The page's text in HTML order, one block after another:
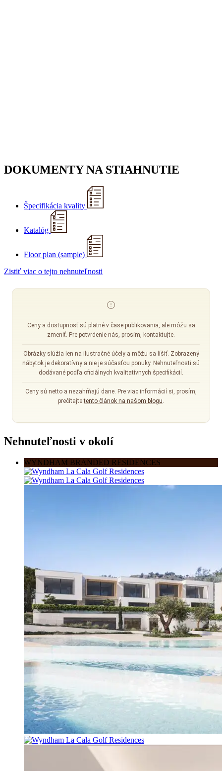
DOKUMENTY NA STIAHNUTIE
Špecifikácia kvality
Katalóg
Floor plan (sample)
Zistiť viac o tejto nehnuteľnosti
Ceny a dostupnosť sú platné v čase publikovania, ale môžu sa
zmeniť. Pre potvrdenie nás, prosím, kontaktujte.
Obrázky slúžia len na ilustračné účely a môžu sa líšiť. Zobrazený
nábytok je dekoratívny a nie je súčasťou ponuky. Nehnuteľnosti sú
dodávané podľa oficiálnych kvalitatívnych špecifikácií.
Ceny sú netto a nezahŕňajú dane. Pre viac informácií si, prosím,
prečítajtetento článok na našom blogu.
Nehnuteľnosti v okolí
WYNDHAM BRANDED RESIDENCES